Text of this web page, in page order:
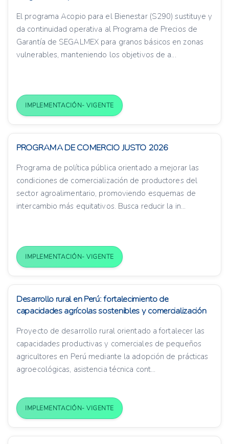
El programa Acopio para el Bienestar (S290) sustituye y
da continuidad operativa al Programa de Precios de
Garantía de SEGALMEX para granos básicos en zonas
vulnerables, manteniendo los objetivos de a...
IMPLEMENTACIÓN- VIGENTE
PROGRAMA DE COMERCIO JUSTO 2026
Programa de política pública orientado a mejorar las
condiciones de comercialización de productores del
sector agroalimentario, promoviendo esquemas de
intercambio más equitativos. Busca reducir la in...
IMPLEMENTACIÓN- VIGENTE
Desarrollo rural en Perú: fortalecimiento de
capacidades agrícolas sostenibles y comercialización
Proyecto de desarrollo rural orientado a fortalecer las
capacidades productivas y comerciales de pequeños
agricultores en Perú mediante la adopción de prácticas
agroecológicas, asistencia técnica cont...
IMPLEMENTACIÓN- VIGENTE